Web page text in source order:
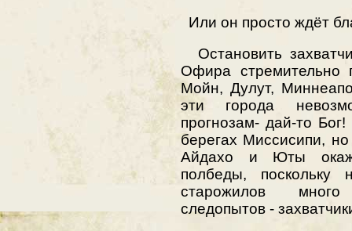
Или он просто ждёт
Остановить
Офира стремительно
Мойн, Дулут,
эти города
прогнозам- дай-то
берегах Миссисипи,
Айдахо и Юты
полбеды, поскольку
старожилов
следопытов -